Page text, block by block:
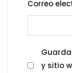
Correo
y sitio